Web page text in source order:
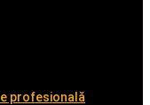
profesională